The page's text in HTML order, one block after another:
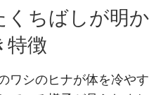
くちばしが明か
特徴
ワシのヒナが体を冷やす